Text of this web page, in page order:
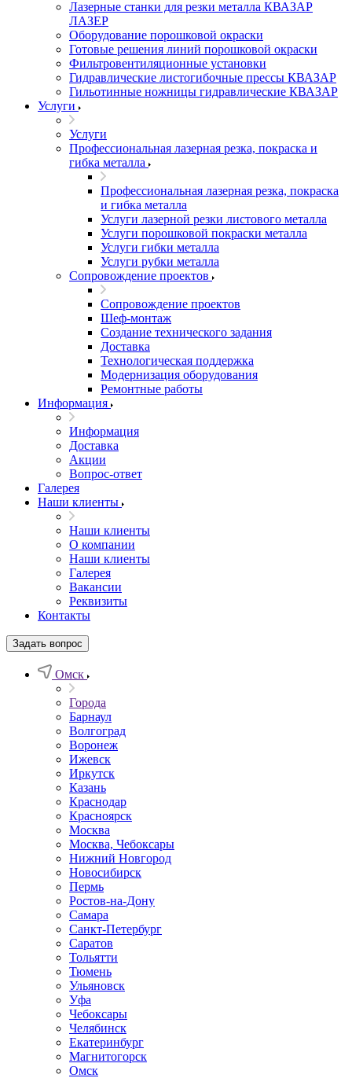
Лазерные станки для резки металла КВАЗАР
ЛАЗЕР
Оборудование порошковой окраски
Готовые решения линий порошковой окраски
Фильтровентиляционные установки
Гидравлические листогибочные прессы КВАЗАР
Гильотинные ножницы гидравлические КВАЗАР
Услуги
Услуги
Профессиональная лазерная резка, покраска и
гибка металла
Профессиональная лазерная резка, покраска
и гибка металла
Услуги лазерной резки листового металла
Услуги порошковой покраски металла
Услуги гибки металла
Услуги рубки металла
Сопровождение проектов
Сопровождение проектов
Шеф-монтаж
Создание технического задания
Доставка
Технологическая поддержка
Модернизация оборудования
Ремонтные работы
Информация
Информация
Доставка
Акции
Вопрос-ответ
Галерея
Наши клиенты
Наши клиенты
О компании
Наши клиенты
Галерея
Вакансии
Реквизиты
Контакты
Задать вопрос
Омск
Города
Барнаул
Волгоград
Воронеж
Ижевск
Иркутск
Казань
Краснодар
Красноярск
Москва
Москва, Чебоксары
Нижний Новгород
Новосибирск
Пермь
Ростов-на-Дону
Самара
Санкт-Петербург
Саратов
Тольятти
Тюмень
Ульяновск
Уфа
Чебоксары
Челябинск
Екатеринбург
Магнитогорск
Омск